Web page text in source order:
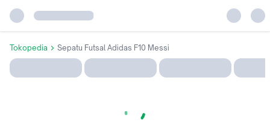
Tokopedia Sepatu Futsal Adidas F10 Messi